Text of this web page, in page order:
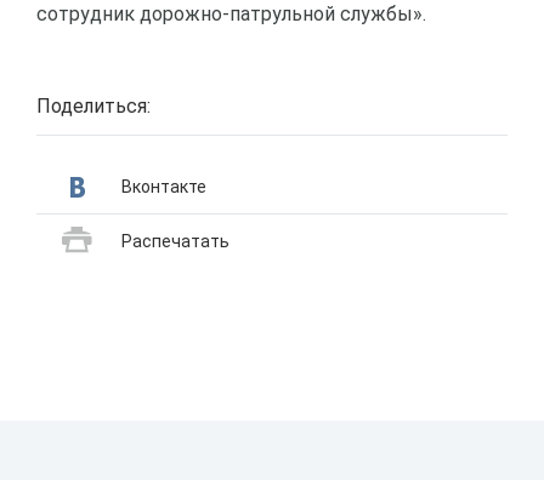
сотрудник дорожно-патрульной службы».
Поделиться:
Вконтакте
Распечатать